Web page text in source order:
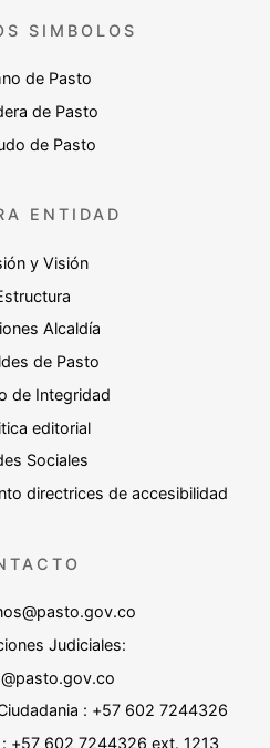
SIMBOLOS
de Pasto
de Pasto
de Pasto
ENTIDAD
y Visión
Alcaldía
de Pasto
de Integridad
editorial
Sociales
directrices de accesibilidad
Judiciales:
: +57 602 7244326
+57 602 7244326 ext. 1213